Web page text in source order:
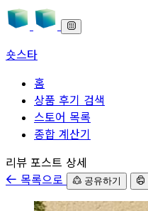
숏스타
홈
상품 후기 검색
스토어 목록
종합 계산기
본문으로 바로가기
리뷰 포스트 상세
목록으로
공유하기